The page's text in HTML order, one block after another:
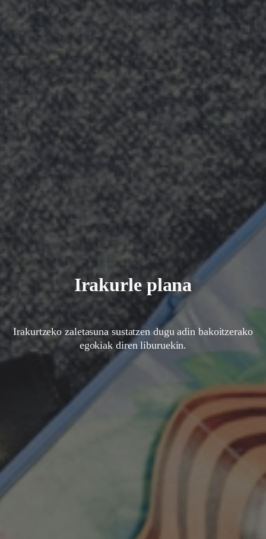
Irakurle plana
Irakurtzeko zaletasuna sustatzen dugu adin bakoitzerako
egokiak diren liburuekin.